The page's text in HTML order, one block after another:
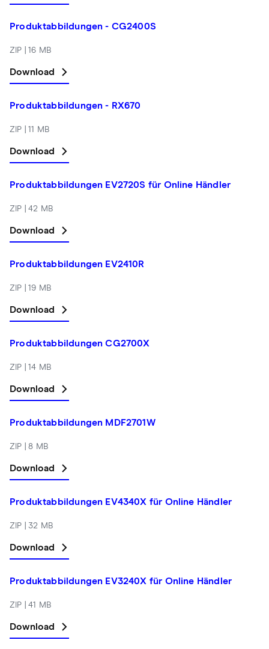
Produktabbildungen - CG2400S
ZIP | 16 MB
Download
Produktabbildungen - RX670
ZIP | 11 MB
Download
Produktabbildungen EV2720S für Online Händler
ZIP | 42 MB
Download
Produktabbildungen EV2410R
ZIP | 19 MB
Download
Produktabbildungen CG2700X
ZIP | 14 MB
Download
Produktabbildungen MDF2701W
ZIP | 8 MB
Download
Produktabbildungen EV4340X für Online Händler
ZIP | 32 MB
Download
Produktabbildungen EV3240X für Online Händler
ZIP | 41 MB
Download